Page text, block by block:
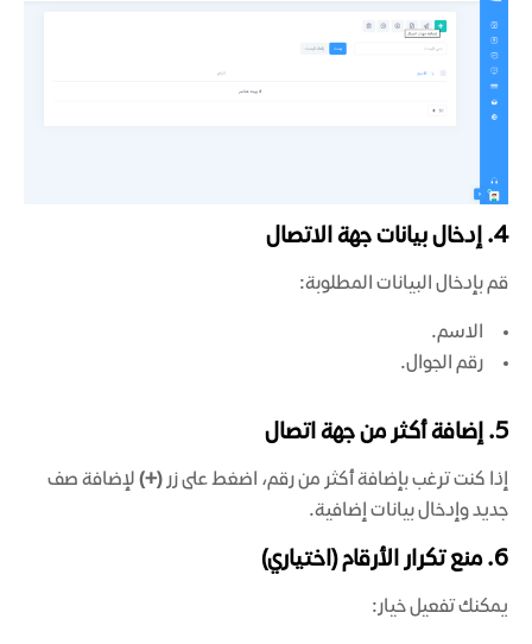
4. إدخال بيانات جهة الاتصال
قم بإدخال البيانات المطلوبة:
الاسم.
رقم الجوال.
5. إضافة أكثر من جهة اتصال
إذا كنت ترغب بإضافة أكثر من رقم، اضغط على زر(+) لإضافة صف
جديد وإدخال بيانات إضافية.
6. منع تكرار الأرقام (اختياري)
يمكنك تفعيل خيار: